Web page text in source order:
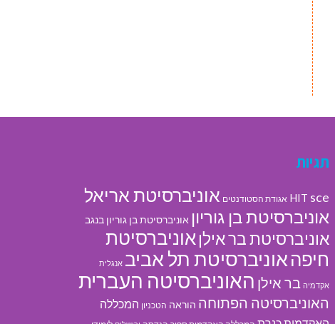
תגיות
HIT sce אגודת הסטודנטים אוניברסיטת אריאל
אוניברסיטת בן גוריון אוניברסיטת בן גוריון בנגב
אוניברסיטת בר אילן אוניברסיטת
חיפהאוניברסיטת תל אביב אנגלית
אקדמיה בר אילן האוניברסיטה העברית
האוניברסיטה הפתוחה הוראה הטכניון המכללה